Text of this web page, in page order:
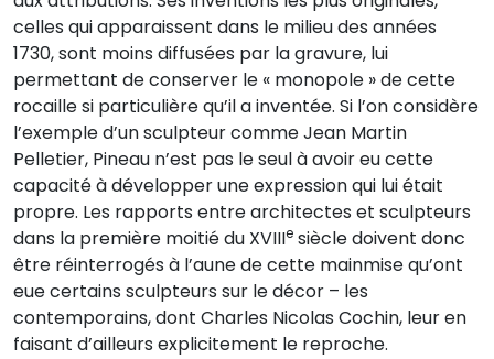
celles qui apparaissent dans le milieu des années
1730, sont moins diffusées par la gravure, lui
permettant de conserver le « monopole » de cette
rocaille si particulière qu’il a inventée. Si l’on considère
l’exemple d’un sculpteur comme Jean Martin
Pelletier, Pineau n’est pas le seul à avoir eu cette
capacité à développer une expression qui lui était
propre. Les rapports entre architectes et sculpteurs
dans la première moitié du XVIIIe siècle doivent donc
être réinterrogés à l’aune de cette mainmise qu’ont
eue certains sculpteurs sur le décor – les
contemporains, dont Charles Nicolas Cochin, leur en
faisant d’ailleurs explicitement le reproche.